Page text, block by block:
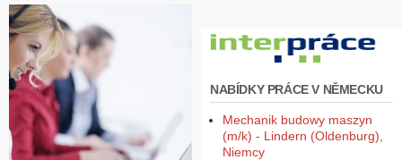
NABÍDKY PRÁCE V NĚMECKU
Mechanik budowy maszyn
(m/k) - Lindern (Oldenburg),
Niemcy